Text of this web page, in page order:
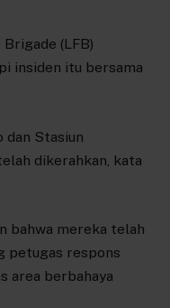
(LFB)
insiden itu bersama
dan Stasiun
dikerahkan, kata
bahwa mereka telah
petugas respons
area berbahaya